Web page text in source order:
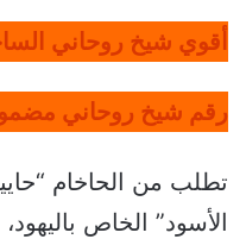
أقوي شيخ روحاني
رقم شيخ روحاني
تطلب من الحاخام
الأسود” الخاص